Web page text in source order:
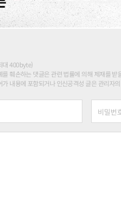
대 400byte)
훼손하는 댓글은 관련 법률에 의해 제재를 받
내용에 포함되거나 인신공격성 글은 관리자